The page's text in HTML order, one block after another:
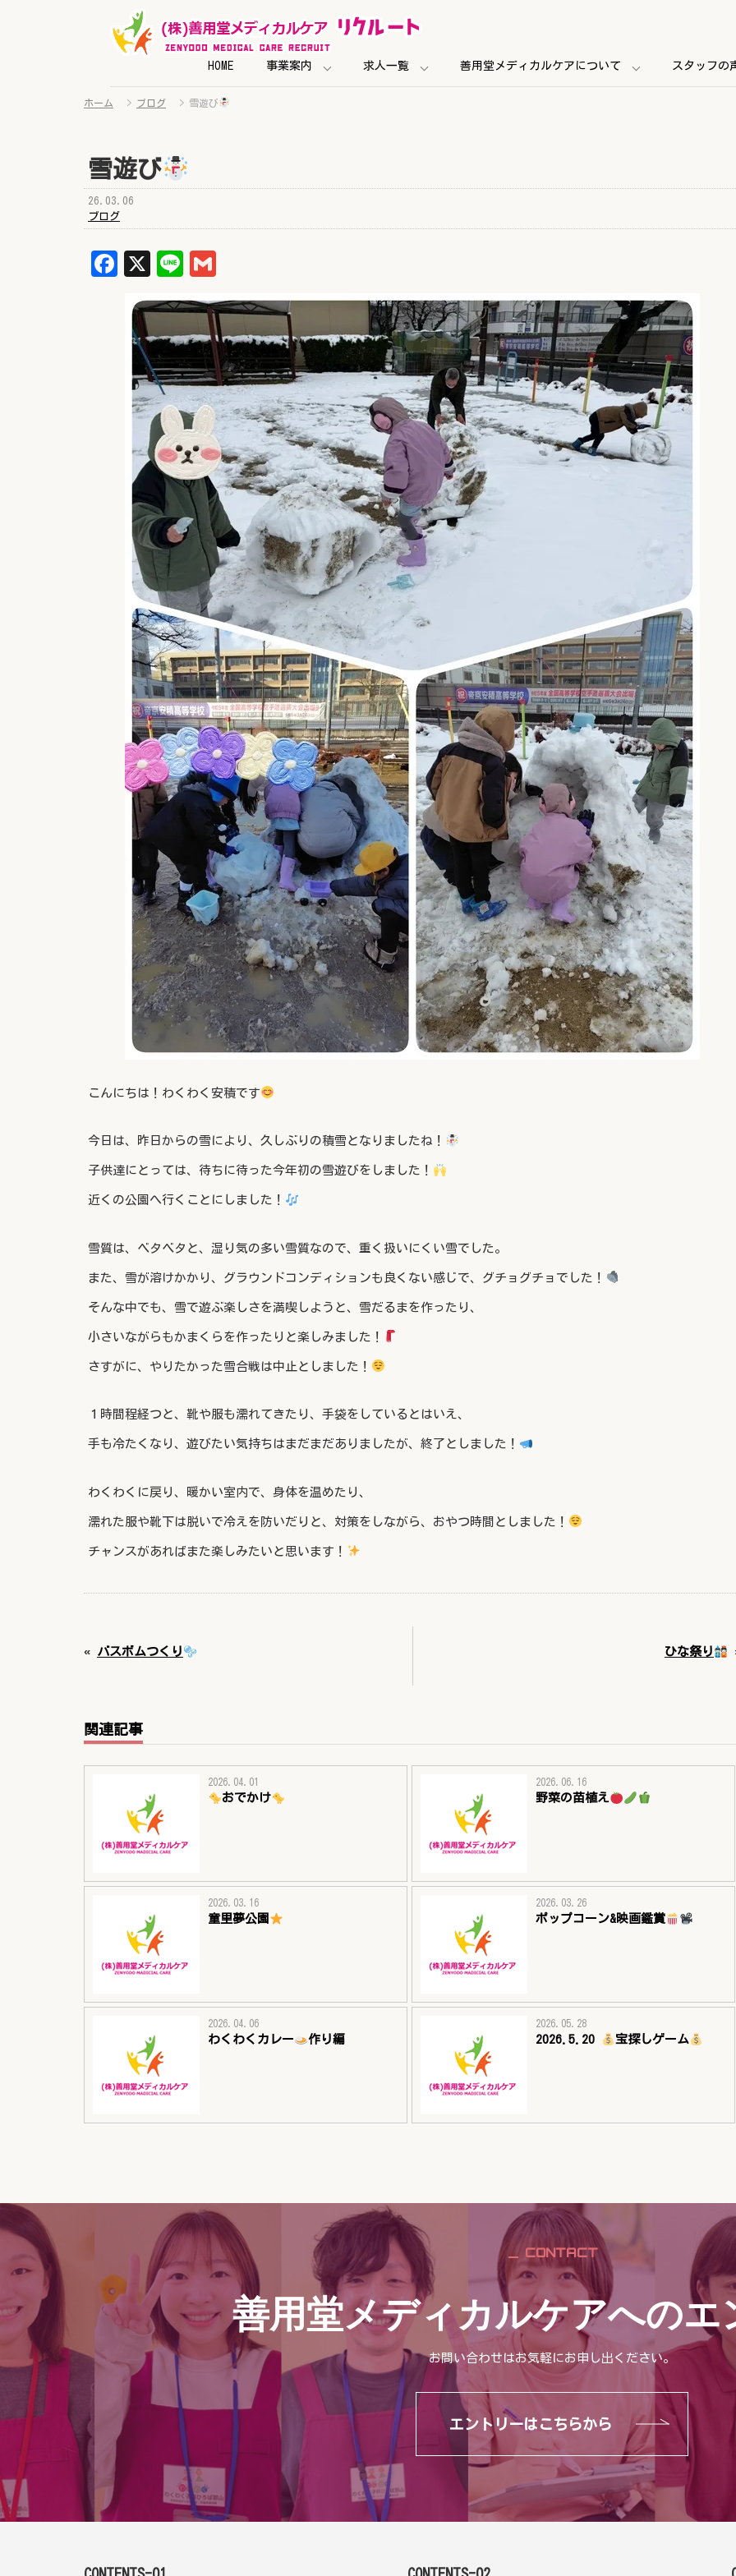
HOME 事業案内 求人一覧 善用堂メディカルケアについて スタッフの
ホーム > ブログ > 雪遊び
雪遊び
26.03.06
ブログ
Facebook
X Line
こんにちは！わくわく安積です
今日は、昨日からの雪により、久しぶりの積雪となりましたね！
子供達にとっては、待ちに待った今年初の雪遊びをしました！
近くの公園へ行くことにしました！
雪質は、ベタベタと、湿り気の多い雪質なので、重く扱いにくい雪でした。
また、雪が溶けかかり、グラウンドコンディションも良くない感じで、グチョグチョでした！
そんな中でも、雪で遊ぶ楽しさを満喫しようと、雪だるまを作ったり、
小さいながらもかまくらを作ったりと楽しみました！
さすがに、やりたかった雪合戦は中止としました！
１時間程経つと、靴や服も濡れてきたり、手袋をしているとはいえ、
手も冷たくなり、遊びたい気持ちはまだまだありましたが、終了としました！
わくわくに戻り、暖かい室内で、身体を温めたり、
濡れた服や靴下は脱いで冷えを防いだりと、対策をしながら、おやつ時間としました！
チャンスがあればまた楽しみたいと思います！
« バスボムつくり ひな祭り
関連記事
2026.04.01
おでかけ
2026.06.16
野菜の苗植え
2026.03.16
童里夢公園
2026.03.26
ポップコーン&映画鑑賞
2026.04.06
わくわくカレー 作り編
2026.05.28
2026.5.20 宝探しゲーム
CONTACT
善用堂メディカルケアへのエ
お問い合わせはお気軽にお申し出ください。
エントリーはこちらから